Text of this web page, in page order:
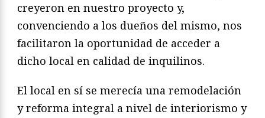
creyeron en nuestro proyecto y,
convenciendo a los dueños del mismo, nos
facilitaron la oportunidad de acceder a
dicho local en calidad de inquilinos.
El local en sí se merecía una remodelación
y reforma integral a nivel de interiorismo y